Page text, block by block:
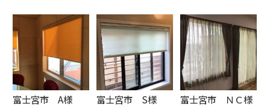
富士宮市 A様 富士宮市 S様 富士宮市 ＮＣ様